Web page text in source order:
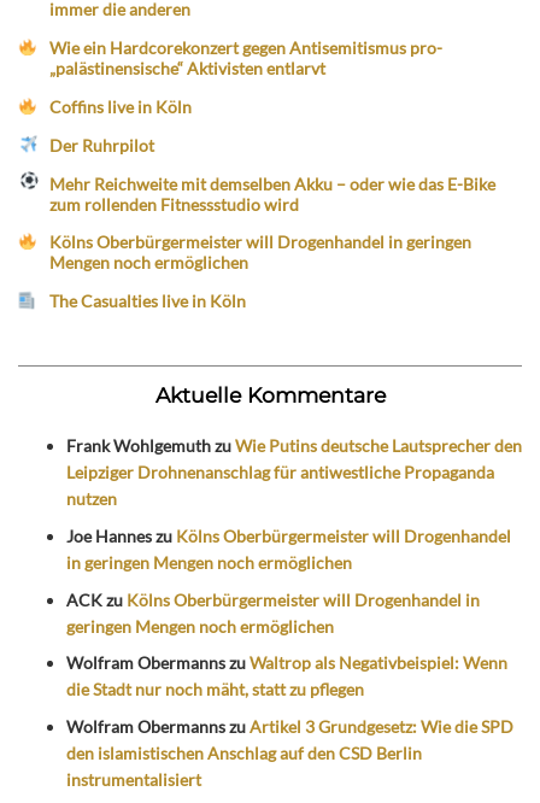
immer die anderen
Wie ein Hardcorekonzert gegen Antisemitismus pro-
„palästinensische“ Aktivisten entlarvt
Coffins live in Köln
Der Ruhrpilot
Mehr Reichweite mit demselben Akku – oder wie das E-Bike
zum rollenden Fitnessstudio wird
Kölns Oberbürgermeister will Drogenhandel in geringen
Mengen noch ermöglichen
The Casualties live in Köln
Aktuelle Kommentare
Frank WohlgemuthzuWie Putins deutsche Lautsprecher den
Leipziger Drohnenanschlag für antiwestliche Propaganda
nutzen
Joe Hanneszu Kölns Oberbürgermeister will Drogenhandel
in geringen Mengen noch ermöglichen
ACKzu Kölns Oberbürgermeister will Drogenhandel in
geringen Mengen noch ermöglichen
Wolfram ObermannszuWaltrop als Negativbeispiel: Wenn
die Stadt nur noch mäht, statt zu pflegen
Wolfram ObermannszuArtikel 3 Grundgesetz: Wie die SPD
den islamistischen Anschlag auf den CSD Berlin
instrumentalisiert